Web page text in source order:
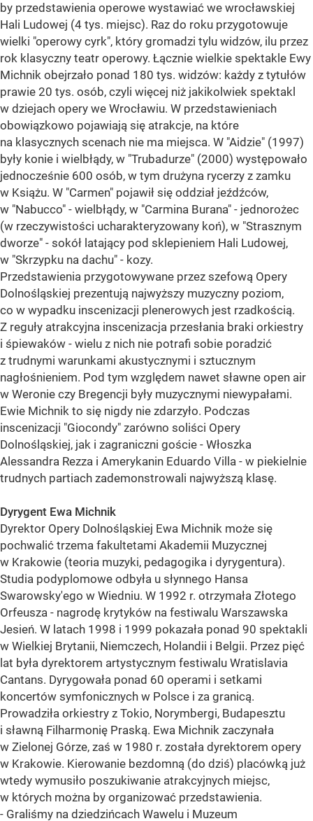
by przedstawienia operowe wystawiać we wrocławskiej
Hali Ludowej (4 tys. miejsc). Raz do roku przygotowuje
wielki "operowy cyrk", który gromadzi tylu widzów, ilu przez
rok klasyczny teatr operowy. Łącznie wielkie spektakle Ewy
Michnik obejrzało ponad 180 tys. widzów: każdy z tytułów
prawie 20 tys. osób, czyli więcej niż jakikolwiek spektakl
w dziejach opery we Wrocławiu. W przedstawieniach
obowiązkowo pojawiają się atrakcje, na które
na klasycznych scenach nie ma miejsca. W "Aidzie" (1997)
były konie i wielbłądy, w "Trubadurze" (2000) występowało
jednocześnie 600 osób, w tym drużyna rycerzy z zamku
w Książu. W "Carmen" pojawił się oddział jeźdźców,
w "Nabucco" - wielbłądy, w "Carmina Burana" - jednorożec
(w rzeczywistości ucharakteryzowany koń), w "Strasznym
dworze" - sokół latający pod sklepieniem Hali Ludowej,
w "Skrzypku na dachu" - kozy.
Przedstawienia przygotowywane przez szefową Opery
Dolnośląskiej prezentują najwyższy muzyczny poziom,
co w wypadku inscenizacji plenerowych jest rzadkością.
Z reguły atrakcyjna inscenizacja przesłania braki orkiestry
i śpiewaków - wielu z nich nie potrafi sobie poradzić
z trudnymi warunkami akustycznymi i sztucznym
nagłośnieniem. Pod tym względem nawet sławne open air
w Weronie czy Bregencji były muzycznymi niewypałami.
Ewie Michnik to się nigdy nie zdarzyło. Podczas
inscenizacji "Giocondy" zarówno soliści Opery
Dolnośląskiej, jak i zagraniczni goście - Włoszka
Alessandra Rezza i Amerykanin Eduardo Villa - w piekielnie
trudnych partiach zademonstrowali najwyższą klasę.
Dyrygent Ewa Michnik
Dyrektor Opery Dolnośląskiej Ewa Michnik może się
pochwalić trzema fakultetami Akademii Muzycznej
w Krakowie (teoria muzyki, pedagogika i dyrygentura).
Studia podyplomowe odbyła u słynnego Hansa
Swarowsky'ego w Wiedniu. W 1992 r. otrzymała Złotego
Orfeusza - nagrodę krytyków na festiwalu Warszawska
Jesień. W latach 1998 i 1999 pokazała ponad 90 spektakli
w Wielkiej Brytanii, Niemczech, Holandii i Belgii. Przez pięć
lat była dyrektorem artystycznym festiwalu Wratislavia
Cantans. Dyrygowała ponad 60 operami i setkami
koncertów symfonicznych w Polsce i za granicą.
Prowadziła orkiestry z Tokio, Norymbergi, Budapesztu
i sławną Filharmonię Praską. Ewa Michnik zaczynała
w Zielonej Górze, zaś w 1980 r. została dyrektorem opery
w Krakowie. Kierowanie bezdomną (do dziś) placówką już
wtedy wymusiło poszukiwanie atrakcyjnych miejsc,
w których można by organizować przedstawienia.
- Graliśmy na dziedzińcach Wawelu i Muzeum